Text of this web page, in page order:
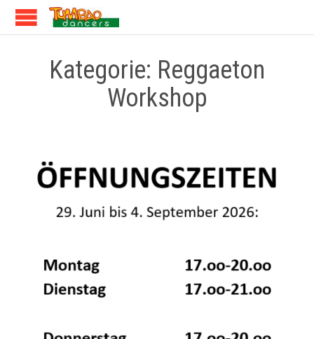
Kategorie: Reggaeton
Workshop